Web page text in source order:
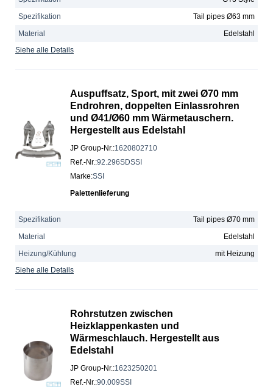
Spezifikation
Tail pipes Ø63 mm
Material
Edelstahl
Siehe alle Details
Auspuffsatz, Sport, mit zwei Ø70 mm
Endrohren, doppelten Einlassrohren
und Ø41/Ø60 mm Wärmetauschern.
Hergestellt aus Edelstahl
JP Group-Nr.:1620802710
Ref.-Nr.:92.296SDSSI
Marke:SSI
Palettenlieferung
Spezifikation
Tail pipes Ø70 mm
Material
Edelstahl
Heizung/Kühlung
mit Heizung
Siehe alle Details
Rohrstutzen zwischen
Heizklappenkasten und
Wärmeschlauch. Hergestellt aus
Edelstahl
JP Group-Nr.:1623250201
Ref.-Nr.:90.009SSI